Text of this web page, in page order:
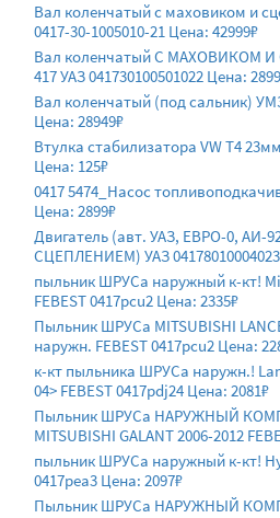
Вал коленчатый с маховиком и
0417-30-1005010-21 Цена: 42999₽
Вал коленчатый С МАХОВИКОМ
417 УАЗ 041730100501022 Цена:
Вал коленчатый (под сальник)
Цена: 28949₽
Втулка стабилизатора VW T4
Цена: 125₽
0417 5474_Насос
Цена: 2899₽
Двигатель (авт. УАЗ, ЕВРО-0,
СЦЕПЛЕНИЕМ) УАЗ
пыльник ШРУСа наружный к-кт!
FEBEST 0417pcu2 Цена: 2335₽
Пыльник ШРУСа MITSUBISHI
наружн. FEBEST 0417pcu2 Цена:
к-кт пыльника ШРУСа наружн.!
04> FEBEST 0417pdj24 Цена: 2081₽
Пыльник ШРУСа НАРУЖНЫЙ
MITSUBISHI GALANT 2006-2012
пыльник ШРУСа наружный к-кт!
0417pea3 Цена: 2097₽
Пыльник ШРУСа НАРУЖНЫЙ